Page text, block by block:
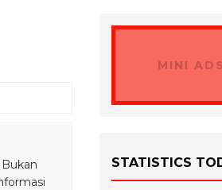
MINI
STATISTICS